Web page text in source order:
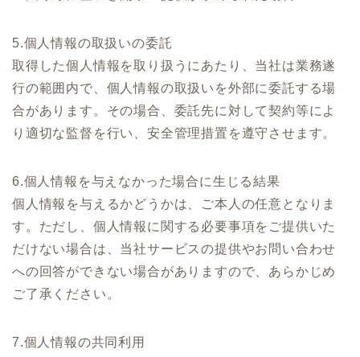
5.個人情報の取扱いの委託
取得した個人情報を取り扱うにあたり、当社は業務遂
行の範囲内で、個人情報の取扱いを外部に委託する場
合があります。その場合、委託先に対して契約等によ
り適切な監督を行い、安全管理措置を遵守させます。
6.個人情報を与えなかった場合に生じる結果
個人情報を与えるかどうかは、ご本人の任意となりま
す。ただし、個人情報に関する必要事項をご提供いた
だけない場合は、当社サービスの提供やお問い合わせ
への回答ができない場合がありますので、あらかじめ
ご了承ください。
7.個人情報の共同利用